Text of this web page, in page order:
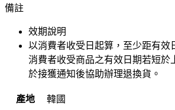
備註
效期說明
以消費者收受日起算，至少距有效
消費者收受商品之有效日期若短於
於接獲通知後協助辦理退換貨。
產地
韓國